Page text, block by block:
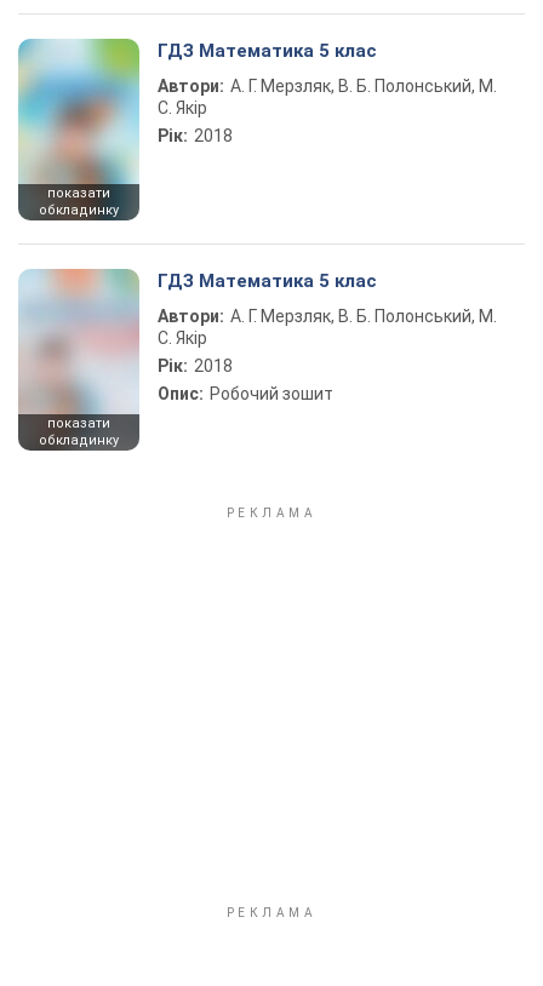
показати
обкладинку
ГДЗ Математика 5 клас
Автори: А. Г. Мерзляк, В. Б. Полонський, М.
С. Якір
Рік: 2018
показати
обкладинку
ГДЗ Математика 5 клас
Автори: А. Г. Мерзляк, В. Б. Полонський, М.
С. Якір
Рік: 2018
Опис: Робочий зошит